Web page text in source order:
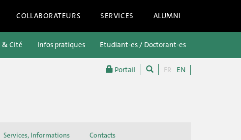
COLLABORATEURS SERVICES ALUMNI
Portail FR EN
& Cité Infos pratiques Etudiant-es / Doctorant-es
Services, Informations Contacts